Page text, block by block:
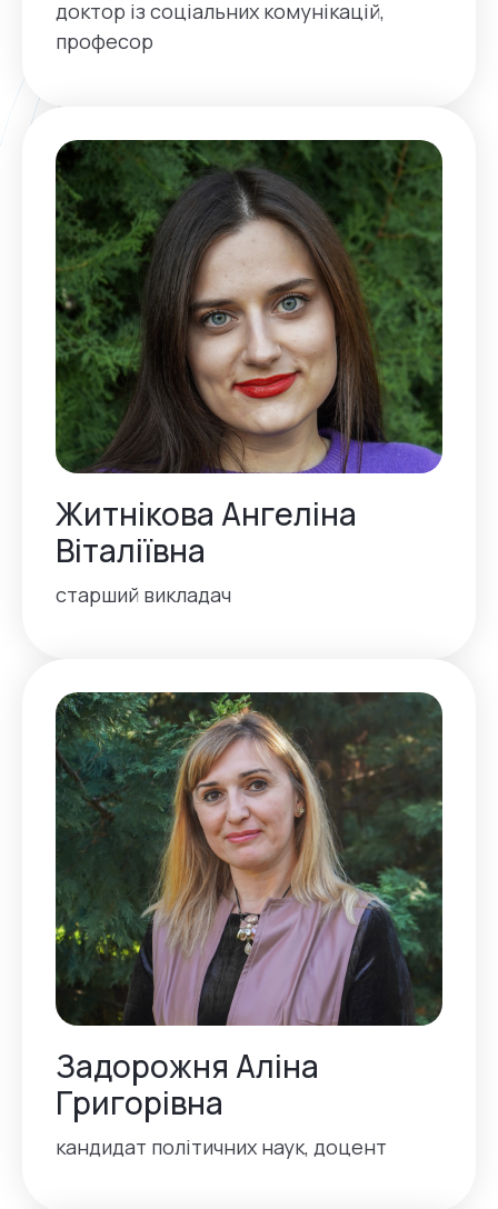
доктор із соціальних комунікацій,
професор
Житнікова Ангеліна
Віталіївна
старший викладач
Задорожня Аліна
Григорівна
кандидат політичних наук, доцент